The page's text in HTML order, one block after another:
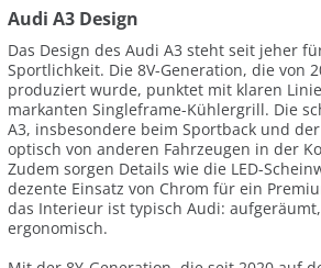
Audi A3 Design
Das Design des Audi A3 steht seit jeher
Sportlichkeit. Die 8V-Generation, die von
produziert wurde, punktet mit klaren
markanten Singleframe-Kühlergrill. Die
A3, insbesondere beim Sportback und
optisch von anderen Fahrzeugen in der
Zudem sorgen Details wie die LED-
dezente Einsatz von Chrom für ein
das Interieur ist typisch Audi:
ergonomisch.